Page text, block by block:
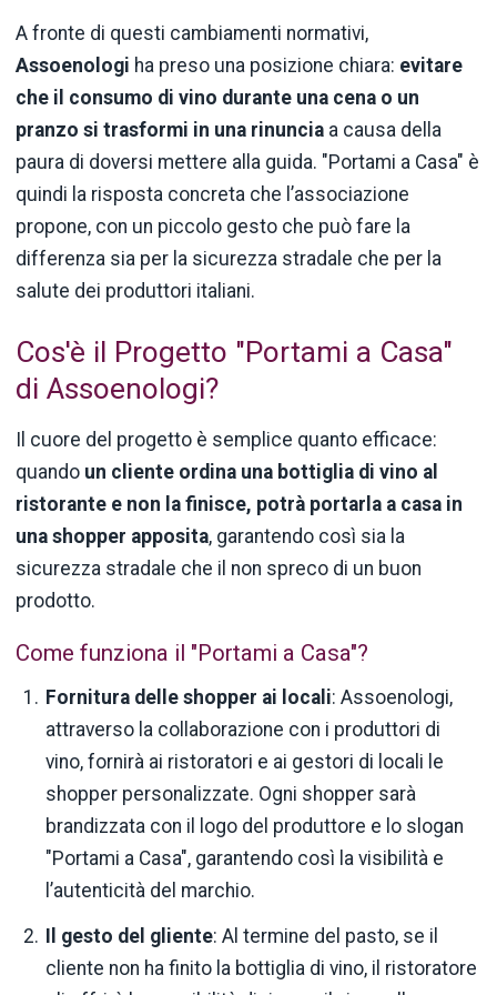
A fronte di questi cambiamenti normativi,
Assoenologi ha preso una posizione chiara: evitare
che il consumo di vino durante una cena o un
pranzo si trasformi in una rinuncia a causa della
paura di doversi mettere alla guida. "Portami a Casa" è
quindi la risposta concreta che l’associazione
propone, con un piccolo gesto che può fare la
differenza sia per la sicurezza stradale che per la
salute dei produttori italiani.
Cos'è il Progetto "Portami a Casa"
di Assoenologi?
Il cuore del progetto è semplice quanto efficace:
quando un cliente ordina una bottiglia di vino al
ristorante e non la finisce, potrà portarla a casa in
una shopper apposita, garantendo così sia la
sicurezza stradale che il non spreco di un buon
prodotto.
Come funziona il "Portami a Casa"?
Fornitura delle shopper ai locali: Assoenologi,
attraverso la collaborazione con i produttori di
vino, fornirà ai ristoratori e ai gestori di locali le
shopper personalizzate. Ogni shopper sarà
brandizzata con il logo del produttore e lo slogan
"Portami a Casa", garantendo così la visibilità e
l’autenticità del marchio.
Il gesto del gliente: Al termine del pasto, se il
cliente non ha finito la bottiglia di vino, il ristoratore